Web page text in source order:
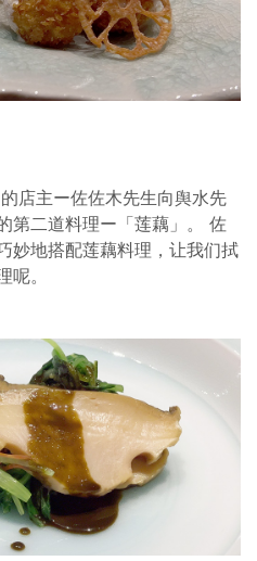
店主ー佐佐木先生向舆水先
第二道料理ー「莲藕」。 佐
妙地搭配莲藕料理，让我们拭
。